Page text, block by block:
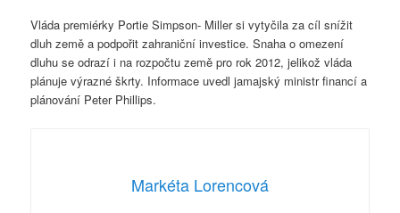
Vláda premiérky Portie Simpson- Miller si vytyčila za cíl snížit
dluh země a podpořit zahraniční investice. Snaha o omezení
dluhu se odrazí i na rozpočtu země pro rok 2012, jelikož vláda
plánuje výrazné škrty. Informace uvedl jamajský ministr financí a
plánování Peter Phillips.
Markéta Lorencová